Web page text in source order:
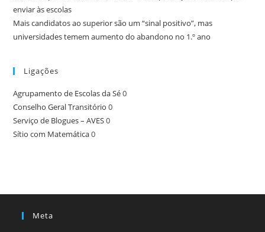
enviar às escolas
Mais candidatos ao superior são um “sinal positivo”, mas
universidades temem aumento do abandono no 1.º ano
Ligações
Agrupamento de Escolas da Sé0
Conselho Geral Transitório 0
Serviço de Blogues – AVES0
Sítio com Matemática0
Meta